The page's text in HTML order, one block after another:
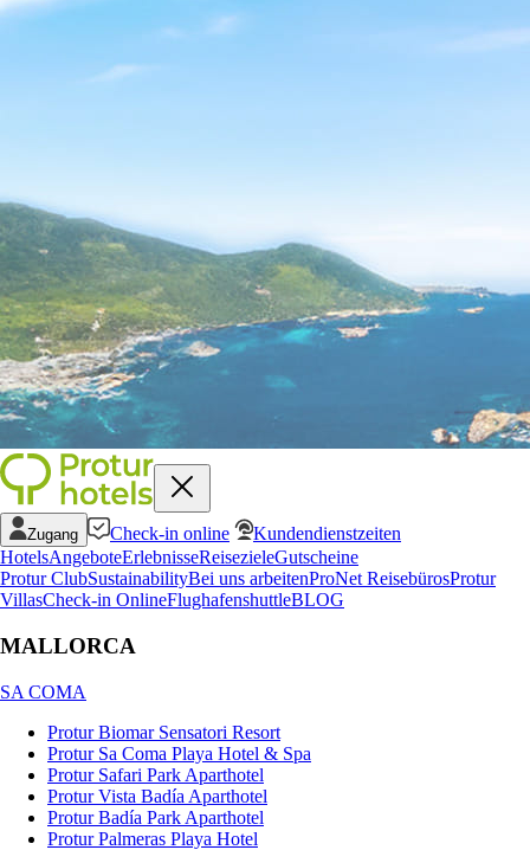
Zugang Check-in online
Kundendienstzeiten
HotelsAngeboteErlebnisseReisezieleGutscheine
Protur ClubSustainabilityBei uns arbeitenProNet ReisebürosProtur
VillasCheck-in OnlineFlughafenshuttleBLOG
MALLORCA
SA COMA
Protur Biomar Sensatori Resort
Protur Sa Coma Playa Hotel & Spa
Protur Safari Park Aparthotel
Protur Vista Badía Aparthotel
Protur Badía Park Aparthotel
Protur Palmeras Playa Hotel